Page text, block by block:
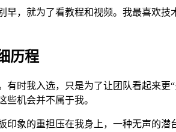
，就为了看教程和视频。我最喜欢
历程
时我入选，只是为了让团队看起来
机会并不属于我。
象的重担压在我身上，一种无声的潜